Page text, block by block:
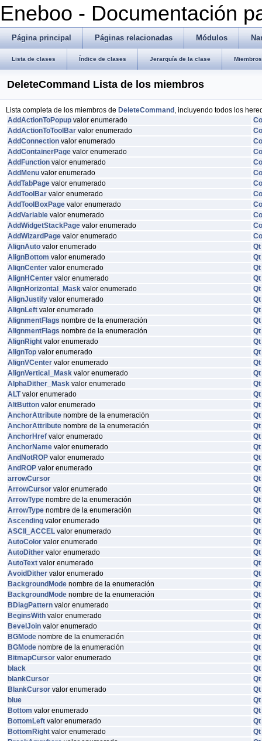
Eneboo - Documentación
Página principal Páginas relacionadas Módulos
Lista de clases Índice de clases Jerarquía de la clase
DeleteCommand Lista de los miembros
Lista completa de los miembros de DeleteCommand , incluyendo todos los
AddActionToPopup valor enumerado
AddActionToToolBar valor enumerado
AddConnection valor enumerado
AddContainerPage valor enumerado
AddFunction valor enumerado
AddMenu valor enumerado
AddTabPage valor enumerado
AddToolBar valor enumerado
AddToolBoxPage valor enumerado
AddVariable valor enumerado
AddWidgetStackPage valor enumerado
AddWizardPage valor enumerado
AlignAuto valor enumerado
Qt
AlignBottom valor enumerado
Qt
AlignCenter valor enumerado
Qt
AlignHCenter valor enumerado
Qt
AlignHorizontal_Mask valor enumerado
Qt
AlignJustify valor enumerado
Qt
AlignLeft valor enumerado
Qt
AlignmentFlags nombre de la enumeración
Qt
AlignmentFlags nombre de la enumeración
Qt
AlignRight valor enumerado
Qt
AlignTop valor enumerado
Qt
AlignVCenter valor enumerado
Qt
AlignVertical_Mask valor enumerado
Qt
AlphaDither_Mask valor enumerado
Qt
ALTvalor enumerado
Qt
AltButton valor enumerado
Qt
AnchorAttribute nombre de la enumeración
Qt
AnchorAttribute nombre de la enumeración
Qt
AnchorHref valor enumerado
Qt
AnchorName valor enumerado
Qt
AndNotROP valor enumerado
Qt
AndROP valor enumerado
Qt
arrowCursor
Qt
ArrowCursor valor enumerado
Qt
ArrowType nombre de la enumeración
Qt
ArrowType nombre de la enumeración
Qt
Ascending valor enumerado
Qt
ASCII_ACCEL valor enumerado
Qt
AutoColor valor enumerado
Qt
AutoDither valor enumerado
Qt
AutoText valor enumerado
Qt
AvoidDither valor enumerado
Qt
BackgroundMode nombre de la enumeración
Qt
BackgroundMode nombre de la enumeración
Qt
BDiagPattern valor enumerado
Qt
BeginsWith valor enumerado
Qt
BevelJoin valor enumerado
Qt
BGMode nombre de la enumeración
Qt
BGMode nombre de la enumeración
Qt
BitmapCursor valor enumerado
Qt
black
Qt
blankCursor
Qt
BlankCursor valor enumerado
Qt
blue
Qt
Bottom valor enumerado
Qt
BottomLeft valor enumerado
Qt
BottomRight valor enumerado
Qt